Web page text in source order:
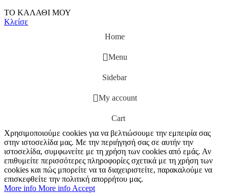
ΤΟ ΚΑΛΑΘΙ ΜΟΥ
Κλείσε
Home
Menu
Sidebar
My account
Cart
Χρησιμοποιούμε cookies για να βελτιώσουμε την εμπειρία σας
στην ιστοσελίδα μας. Με την περιήγησή σας σε αυτήν την
ιστοσελίδα, συμφωνείτε με τη χρήση των cookies από εμάς. Αν
επιθυμείτε περισσότερες πληροφορίες σχετικά με τη χρήση των
cookies και πώς μπορείτε να τα διαχειριστείτε, παρακαλούμε να
επισκεφθείτε την πολιτική απορρήτου μας.
More info More info Accept